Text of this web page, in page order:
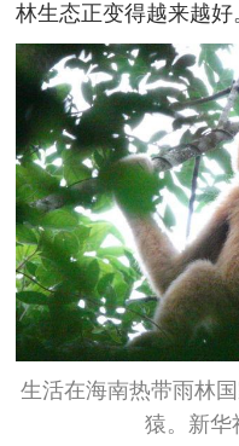
林生态正变得越来越好
生活在海南热带雨林
猿。新华